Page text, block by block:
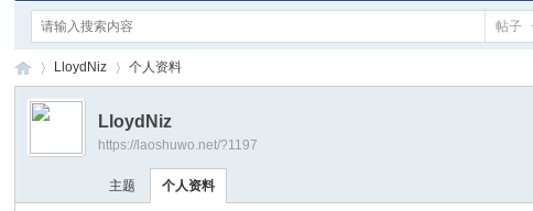
帖子
›
LloydNiz 个人资料
LloydNiz
https://laoshuwo.net/?1197
主题 个人资料